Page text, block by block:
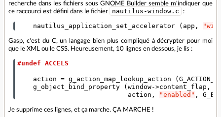
recherche dans les fichiers sous GNOME Builder semble m'indiquer que
ce raccourci est défini dans le fichier
nautilus-window.c :
nautilus_application_set_accelerator ( app ,
Gasp, c'est du C, un langage bien plus compliqué à décrypter pour moi
que le XML ou le CSS. Heureusement, 10 lignes en dessous, je lis :
#undef ACCELS
action = g_action_map_lookup_action (
g_object_bind_property
( window->content_flap ,
action , "enabled" ,
Je supprime ces lignes, et ça marche. ÇA MARCHE !